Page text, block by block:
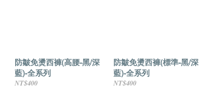
防皺免燙西褲(高腰-黑/深
藍)-全系列
NT$400
防皺免燙西褲(標準-黑/深
藍)-全系列
NT$400